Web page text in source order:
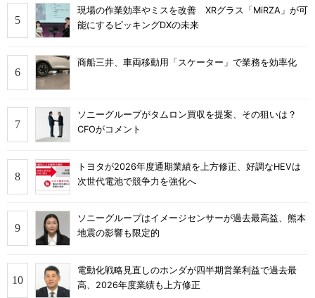
現場の作業効率やミスを改善 XRグラス「MiRZA」が可
能にするピッキングDXの未来
商船三井、車両移動用「スケーター」で業務を効率化
ソニーグループがタムロン買収を提案、その狙いは？
CFOがコメント
トヨタが2026年度通期業績を上方修正、好調なHEVは
次世代電池で競争力を強化へ
ソニーグループはイメージセンサーが過去最高益、熊本
地震の影響も限定的
電動化戦略見直しのホンダが四半期営業利益で過去最
高、2026年度業績も上方修正